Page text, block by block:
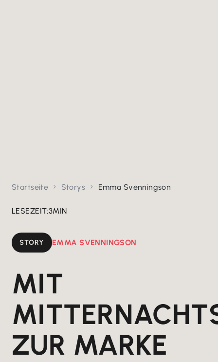
Startseite  Storys  Emma Svenningson
LESEZEIT:3MIN
STORY EMMA SVENNINGSON
MIT
ZUR MARKE